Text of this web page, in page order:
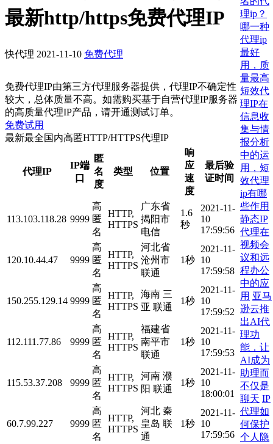
最新http/https免费代理IP
快代理 2021-11-10 免费代理
免费代理IP由第三方代理服务器提供，代理IP不确定性
较大，总体质量不高。如需购买基于自营代理IP服务器
的高质量代理IP产品，请开通测试订单。
免费试用
最新最全国内高匿HTTP/HTTPS代理IP
代理IP
IP端
口
匿
名
度
类型 位置
响
应
速
度
最后验
证时间
113.103.118.28 9999
高
匿
名
HTTP,
HTTPS
广东省
揭阳市
电信
1.6
秒
2021-11-
10
17:59:56
120.10.44.47 9999
高
匿
名
HTTP,
HTTPS
河北省
沧州市
联通
1秒
2021-11-
10
17:59:58
150.255.129.14 9999
高
匿
名
HTTP,
HTTPS
海南 三
亚 联通
1秒
2021-11-
10
17:59:52
112.111.77.86 9999
高
匿
名
HTTP,
HTTPS
福建省
南平市
联通
1秒
2021-11-
10
17:59:53
115.53.37.208 9999
高
匿
名
HTTP,
HTTPS
河南 濮
阳 联通
1秒
2021-11-
10
18:00:01
60.7.99.227 9999
高
匿
名
HTTP,
HTTPS
河北 秦
皇岛 联
通
1秒
2021-11-
10
17:59:56
理ip？
哪一种
代理ip
最好
用，质
量最高
短效代
理IP在
信息收
集与情
报分析
中的运
用，短
效代理
ip有哪
些作用
静态IP
代理在
视频会
议和远
程办公
中的应
用 亚马
逊云推
出AI代
理功
能，让
AI成为
助理而
不仅是
聊天 IP
代理如
何保护
个人隐